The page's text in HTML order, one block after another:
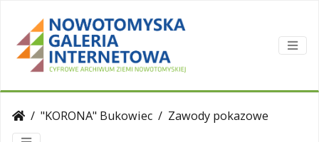
"KORONA" Bukowiec Zawody pokazowe sekcji łuczniczej LKS Korona Bukowiec na boisku KS"Polonia" w Nowym Tomyślu.